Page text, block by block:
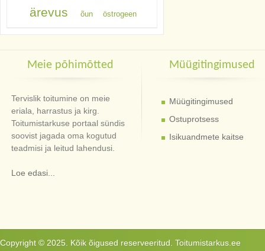
ärevus õun östrogeen
Meie põhimõtted
Tervislik toitumine on meie
eriala, harrastus ja kirg.
Toitumistarkuse portaal sündis
soovist jagada oma kogutud
teadmisi ja leitud lahendusi.
Loe edasi...
Müügitingimused
Müügitingimused
Ostuprotsess
Isikuandmete kaitse
Copyright © 2025. Kõik õigused reserveeritud. Toitumistarkus.ee